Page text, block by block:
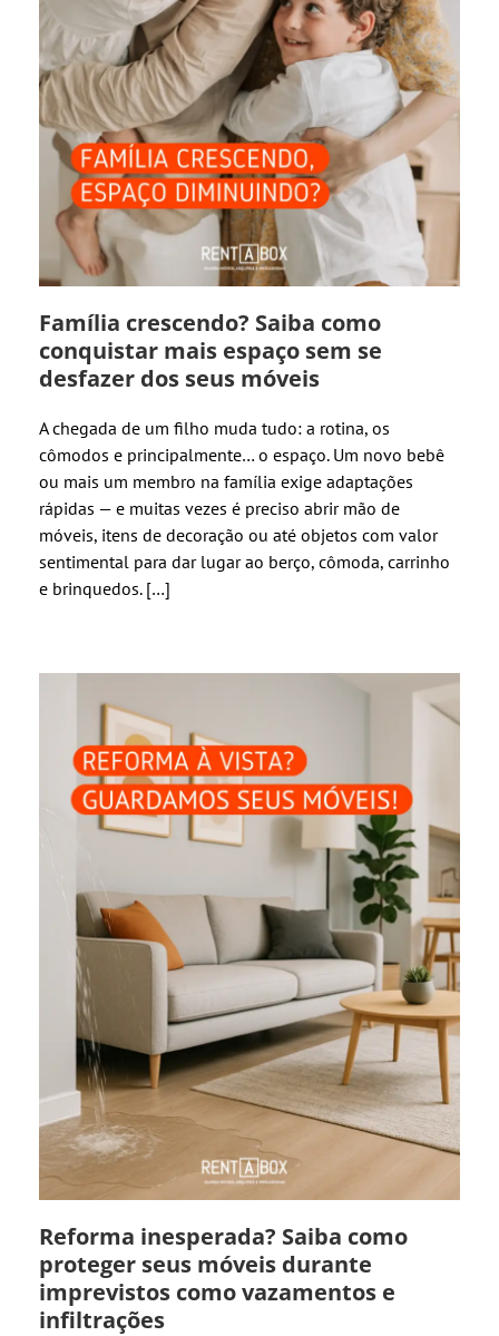
Família crescendo? Saiba como
conquistar mais espaço sem se
desfazer dos seus móveis
A chegada de um filho muda tudo: a rotina, os
cômodos e principalmente… o espaço. Um novo bebê
ou mais um membro na família exige adaptações
rápidas — e muitas vezes é preciso abrir mão de
móveis, itens de decoração ou até objetos com valor
sentimental para dar lugar ao berço, cômoda, carrinho
e brinquedos. […]
Reforma inesperada? Saiba como
proteger seus móveis durante
imprevistos como vazamentos e
infiltrações